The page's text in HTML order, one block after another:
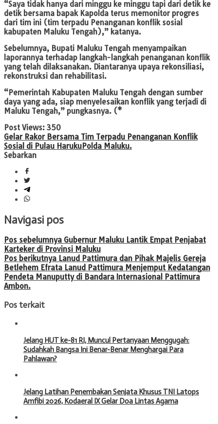
“Saya tidak hanya dari minggu ke minggu tapi dari detik ke
detik bersama bapak Kapolda terus memonitor progres
dari tim ini (tim terpadu Penanganan konflik sosial
kabupaten Maluku Tengah),” katanya.
Sebelumnya, Bupati Maluku Tengah menyampaikan
laporannya terhadap langkah-langkah penanganan konflik
yang telah dilaksanakan. Diantaranya upaya rekonsiliasi,
rekonstruksi dan rehabilitasi.
“Pemerintah Kabupaten Maluku Tengah dengan sumber
daya yang ada, siap menyelesaikan konflik yang terjadi di
Maluku Tengah,” pungkasnya. (*
Post Views: 350
Gelar Rakor Bersama Tim Terpadu Penanganan Konflik
Sosial di Pulau HarukuPolda Maluku.
Sebarkan
Navigasi pos
Pos sebelumnya Gubernur Maluku Lantik Empat Penjabat
Karteker di Provinsi Maluku
Pos berikutnya Lanud Pattimura dan Pihak Majelis Gereja
Betlehem Efrata Lanud Pattimura Menjemput Kedatangan
Pendeta Manuputty di Bandara Internasional Pattimura
Ambon.
Pos terkait
Jelang HUT ke-81 RI, Muncul Pertanyaan Menggugah:
Sudahkah Bangsa Ini Benar-Benar Menghargai Para
Pahlawan?
Jelang Latihan Penembakan Senjata Khusus TNI Latops
Amfibi 2026, Kodaeral IX Gelar Doa Lintas Agama